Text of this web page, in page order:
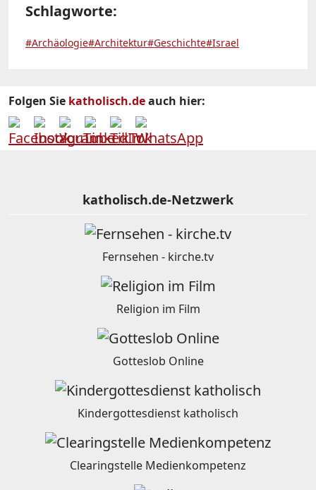
Schlagworte:
#Archäologie#Architektur#Geschichte#Israel
Folgen Sie katholisch.deauch hier:
katholisch.de-Netzwerk
Fernsehen - kirche.tv
Religion im Film
Gotteslob Online
Kindergottesdienst katholisch
Clearingstelle Medienkompetenz